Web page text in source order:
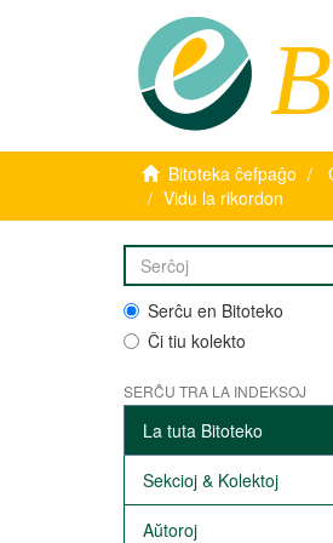
Bitoteka ĉefpaĝo
Vidu la rikordon
Serĉu en Bitoteko
Ĉi tiu kolekto
SERĈU TRA LA INDEKSOJ
La tuta Bitoteko
Sekcioj & Kolektoj
Aŭtoroj